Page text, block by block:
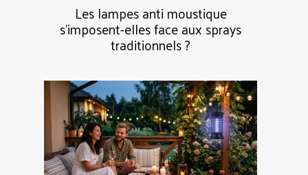
Les lampes anti moustique
s’imposent-elles face aux sprays
traditionnels ?